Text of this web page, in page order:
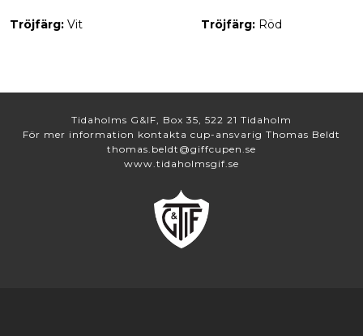
Tröjfärg: Vit Tröjfärg: Röd
Tidaholms G&IF, Box 35, 522 21 Tidaholm
För mer information kontakta cup-ansvarig Thomas Beldt
thomas.beldt@giffcupen.se
www.tidaholmsgif.se